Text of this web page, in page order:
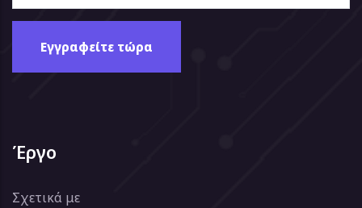
Έργο
Σχετικά με